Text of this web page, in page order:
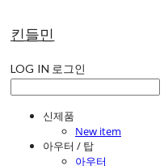
킨들민
LOG IN 로그인
신제품
New item
아우터 / 탑
아우터